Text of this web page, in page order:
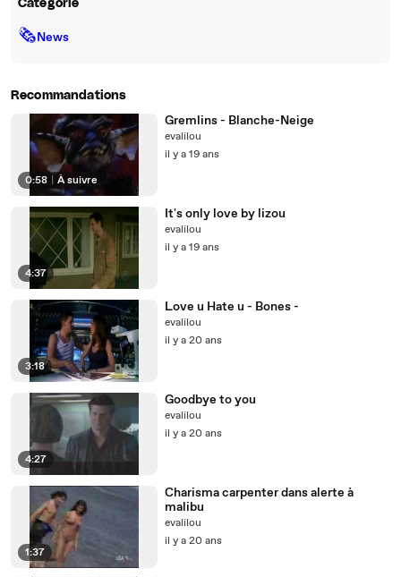
Catégorie
🗞News
Recommandations
0:58 À suivre
Gremlins - Blanche-Neige
evalilou
il y a 19 ans
4:37
It's only love by lizou
evalilou
il y a 19 ans
3:18
Love u Hate u - Bones -
evalilou
il y a 20 ans
4:27
Goodbye to you
evalilou
il y a 20 ans
1:37
Charisma carpenter dans alerte à
malibu
evalilou
il y a 20 ans